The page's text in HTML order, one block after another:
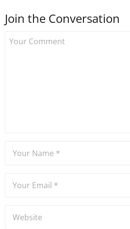
kurdu.
Join the Conversation